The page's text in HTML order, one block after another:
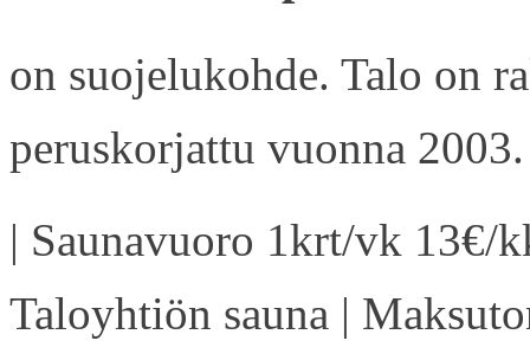
on suojelukohde. Talo on
peruskorjattu vuonna 2003.
| Saunavuoro 1krt/vk 13€/
Taloyhtiön sauna |